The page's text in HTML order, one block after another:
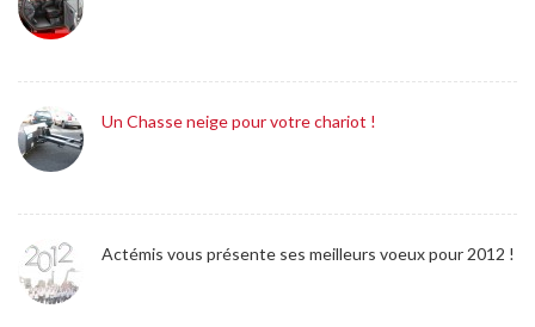
Un Chasse neige pour votre chariot !
Actémis vous présente ses meilleurs voeux pour 2012 !